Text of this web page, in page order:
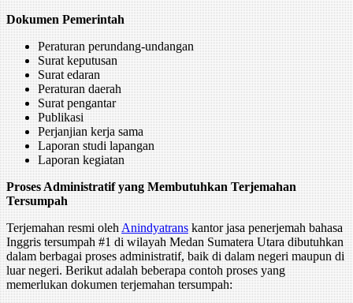
Dokumen Pemerintah
Peraturan perundang-undangan
Surat keputusan
Surat edaran
Peraturan daerah
Surat pengantar
Publikasi
Perjanjian kerja sama
Laporan studi lapangan
Laporan kegiatan
Proses Administratif yang Membutuhkan Terjemahan
Tersumpah
Terjemahan resmi olehAnindyatranskantor jasa penerjemah bahasa
Inggris tersumpah #1 di wilayah Medan Sumatera Utara dibutuhkan
dalam berbagai proses administratif, baik di dalam negeri maupun di
luar negeri. Berikut adalah beberapa contoh proses yang
memerlukan dokumen terjemahan tersumpah: